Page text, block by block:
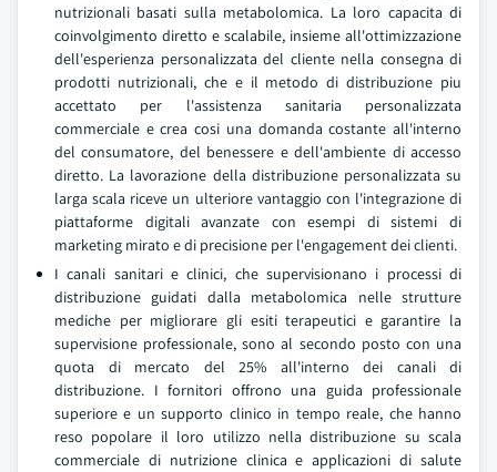
nutrizionali basati sulla metabolomica. La loro capacita di
coinvolgimento diretto e scalabile, insieme all'ottimizzazione
dell'esperienza personalizzata del cliente nella consegna di
prodotti nutrizionali, che e il metodo di distribuzione piu
accettato per l'assistenza sanitaria personalizzata
commerciale e crea cosi una domanda costante all'interno
del consumatore, del benessere e dell'ambiente di accesso
diretto. La lavorazione della distribuzione personalizzata su
larga scala riceve un ulteriore vantaggio con l'integrazione di
piattaforme digitali avanzate con esempi di sistemi di
marketing mirato e di precisione per l'engagement dei clienti.
I canali sanitari e clinici, che supervisionano i processi di
distribuzione guidati dalla metabolomica nelle strutture
mediche per migliorare gli esiti terapeutici e garantire la
supervisione professionale, sono al secondo posto con una
quota di mercato del 25% all'interno dei canali di
distribuzione. I fornitori offrono una guida professionale
superiore e un supporto clinico in tempo reale, che hanno
reso popolare il loro utilizzo nella distribuzione su scala
commerciale di nutrizione clinica e applicazioni di salute